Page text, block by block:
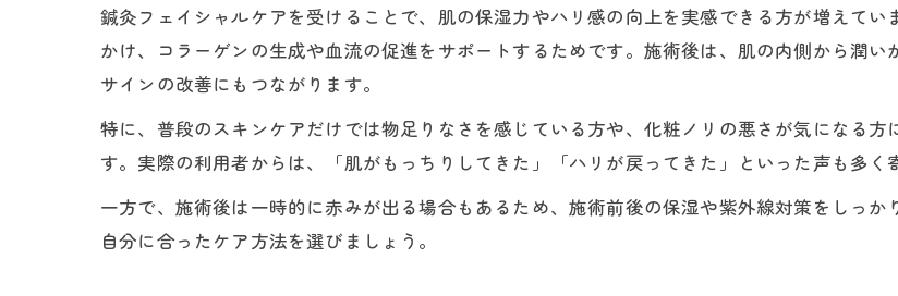
鍼灸フェイシャルケアを受けることで、肌の保湿力やハリ感の向上を実感できる方が増えて
かけ、コラーゲンの生成や血流の促進をサポートするためです。施術後は、肌の内側から潤
サインの改善にもつながります。
特に、普段のスキンケアだけでは物足りなさを感じている方や、化粧ノリの悪さが気になる
す。実際の利用者からは、「肌がもっちりしてきた」「ハリが戻ってきた」といった声も多く
一方で、施術後は一時的に赤みが出る場合もあるため、施術前後の保湿や紫外線対策をしっ
自分に合ったケア方法を選びましょう。